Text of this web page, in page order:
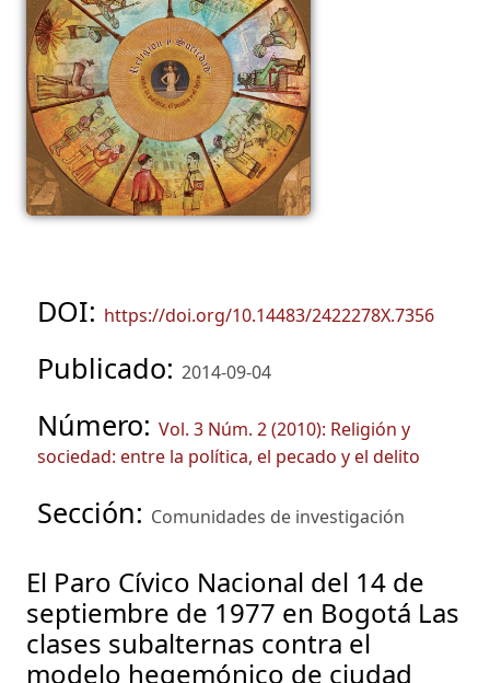
DOI: https://doi.org/10.14483/2422278X.7356
Publicado: 2014-09-04
Número: Vol. 3 Núm. 2 (2010): Religión y
sociedad: entre la política, el pecado y el delito
Sección: Comunidades de investigación
El Paro Cívico Nacional del 14 de
septiembre de 1977 en Bogotá Las
clases subalternas contra el
modelo hegemónico de ciudad